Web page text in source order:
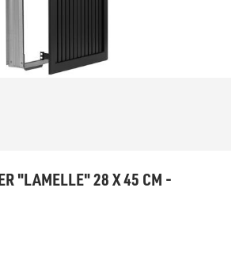
"LAMELLE" 28 X 45 CM -